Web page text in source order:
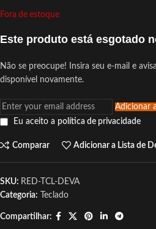
Fora de estoque
Este produto está esgotado
Não se preocupe! Insira seu e-mail e
disponível novamente.
Adicionar
Eu aceito a política de privacidade
Comparar Adicionar a Lista de
SKU: RED-TCL-DEVA
Categoria:
Teclado
Compartilhar: